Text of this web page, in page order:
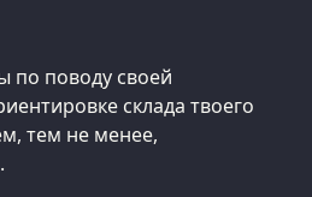
по поводу своей
склада твоего
тем не менее,